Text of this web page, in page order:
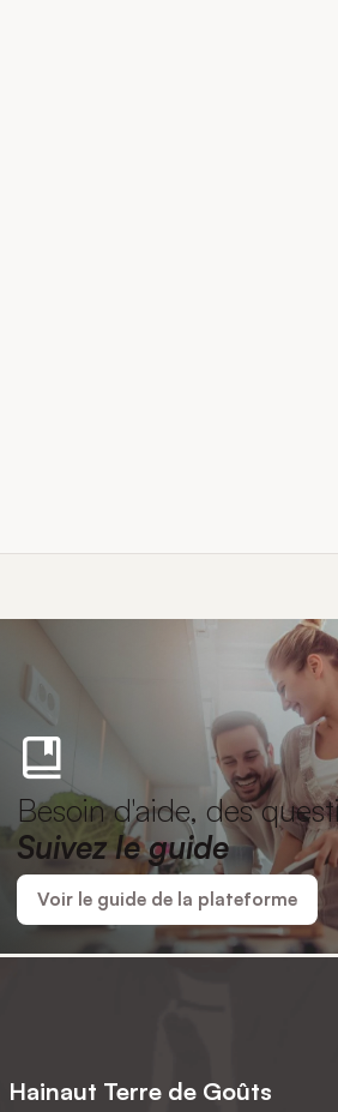
Besoin d'aide, des
Suivez le guide
Voir le guide de la plateforme
Hainaut Terre de Goûts